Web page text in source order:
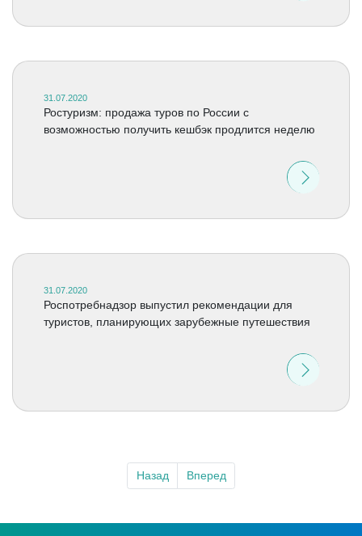
31.07.2020
Ростуризм: продажа туров по России с
возможностью получить кешбэк продлится неделю
31.07.2020
Роспотребнадзор выпустил рекомендации для
туристов, планирующих зарубежные путешествия
Назад Вперед